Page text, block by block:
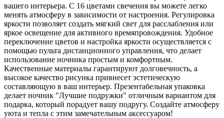
вашего интерьера. С 16 цветами свечения вы можете легко
менять атмосферу в зависимости от настроения. Регулировка
яркости позволяет создать мягкий свет для расслабления или
яркое освещение для активного времяпровождения. Удобное
переключение цветов и настройка яркости осуществляется с
помощью пульта дистанционного управления, что делает
использование ночника простым и комфортным.
Качественные материалы гарантируют долговечность, а
высокое качество рисунка привнесет эстетическую
составляющую в ваш интерьер. Презентабельная упаковка
делает ночник "Лучшие подружки" отличным вариантом для
подарка, который порадует вашу подругу. Создайте атмосферу
уюта и тепла с этим замечательным аксессуаром!